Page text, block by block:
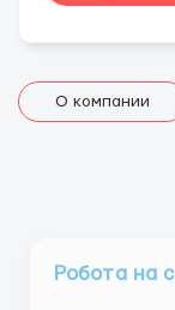
О компании
Робота на